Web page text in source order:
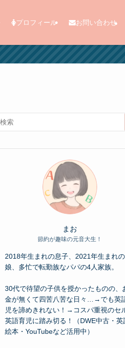
プロフィール お問い合わせ
まお
節約が趣味の元音大生！
2018年生まれの息子、2021年生まれの
娘、多忙で転勤族なパパの4人家族。
30代で待望の子供を授かったものの、
金が無くて四苦八苦な日々…→でも英
児を諦めきれない！→コスパ重視のセ
英語育児に踏み切る！（DWE中古・英
絵本・YouTubeなど活用中）